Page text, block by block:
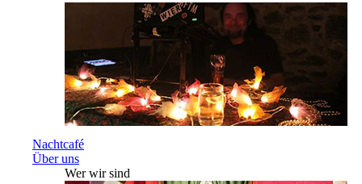
Nachtcafé
Über uns
Wer wir sind